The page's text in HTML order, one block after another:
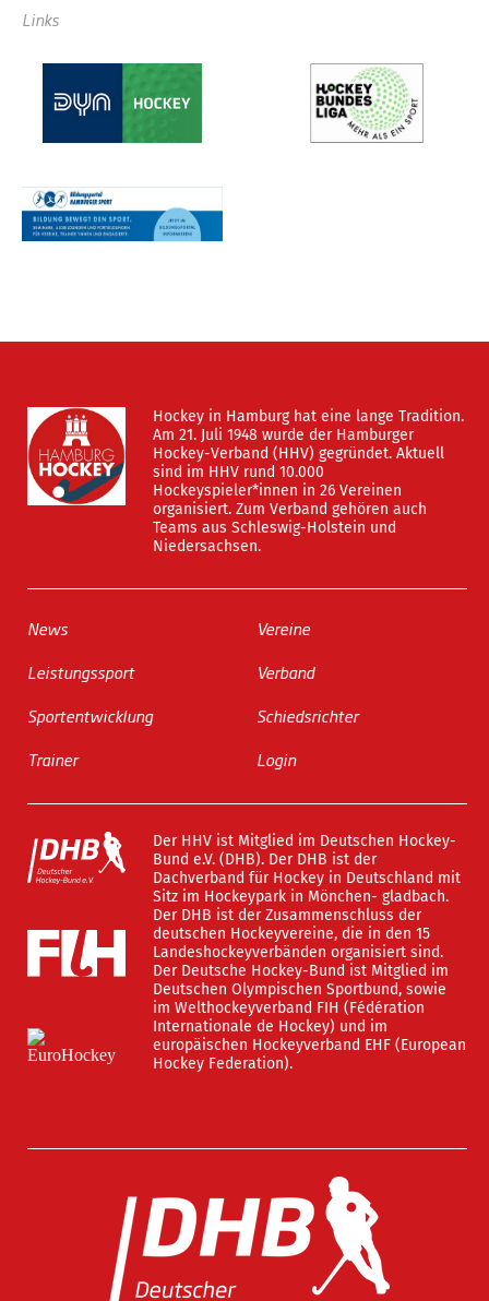
Links
Hockey in Hamburg hat eine lange Tradition.
Am 21. Juli 1948 wurde der Hamburger
Hockey-Verband (HHV) gegründet. Aktuell
sind im HHV rund 10.000
Hockeyspieler*innen in 26 Vereinen
organisiert. Zum Verband gehören auch
Teams aus Schleswig-Holstein und
Niedersachsen.
News
Leistungssport
Sportentwicklung
Trainer
Vereine
Verband
Schiedsrichter
Login
Der HHV ist Mitglied im Deutschen Hockey-
Bund e.V. (DHB). Der DHB ist der
Dachverband für Hockey in Deutschland mit
Sitz im Hockeypark in Mönchen- gladbach.
Der DHB ist der Zusammenschluss der
deutschen Hockeyvereine, die in den 15
Landeshockeyverbänden organisiert sind.
Der Deutsche Hockey-Bund ist Mitglied im
Deutschen Olympischen Sportbund, sowie
im Welthockeyverband FIH (Fédération
Internationale de Hockey) und im
europäischen Hockeyverband EHF (European
Hockey Federation).